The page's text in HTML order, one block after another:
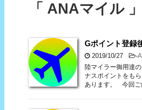
「 ANAマイル
Gポイント登録
2019/10/27 -
陸マイラー御用達
ナスポイントをも
あります。 今回